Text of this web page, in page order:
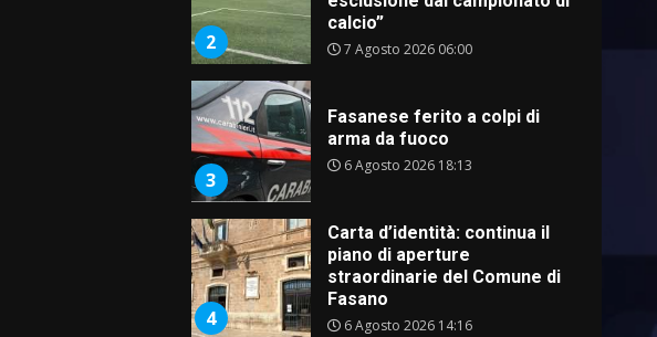
2
calcio”
7 Agosto 2026 06:00
3
Fasanese ferito a colpi di
arma da fuoco
6 Agosto 2026 18:13
4
Carta d’identità: continua il
piano di aperture
straordinarie del Comune di
Fasano
6 Agosto 2026 14:16